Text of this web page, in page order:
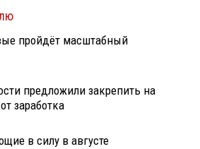
пройдёт масштабный
предложили закрепить на
заработка
в силу в августе